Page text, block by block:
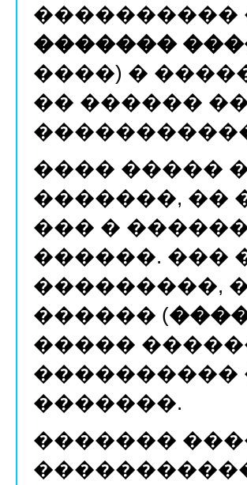
����������
�������
����) �
�� ������
���� �����
�������, ��
��� �
������. ���
���������,
������ (
�����
����������
�������.
�������